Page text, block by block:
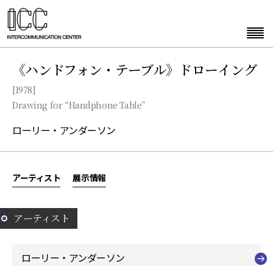
《ハンドフォン・テーブル》ドローイング
[1978]
Drawing for “Handphone Table”
ローリー・アンダーソン
アーティスト 展示情報
アーティスト
ローリー・アンダーソン